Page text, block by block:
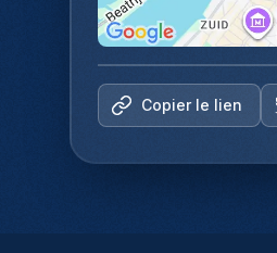
Copier le lien